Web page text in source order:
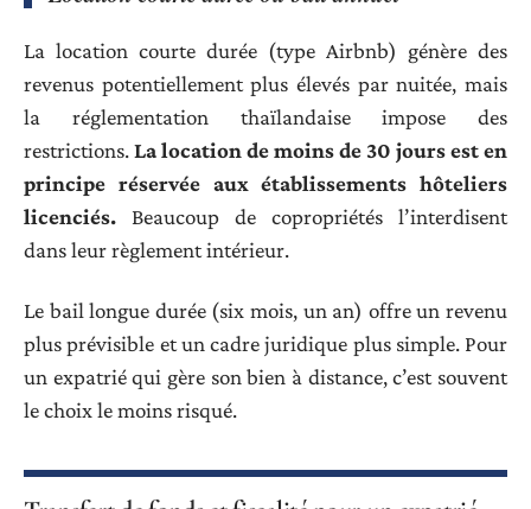
La location courte durée (type Airbnb) génère des
revenus potentiellement plus élevés par nuitée, mais
la réglementation thaïlandaise impose des
restrictions.La location de moins de 30 jours est en
principe réservée aux établissements hôteliers
licenciés. Beaucoup de copropriétés l’interdisent
dans leur règlement intérieur.
Le bail longue durée (six mois, un an) offre un revenu
plus prévisible et un cadre juridique plus simple. Pour
un expatrié qui gère son bien à distance, c’est souvent
le choix le moins risqué.